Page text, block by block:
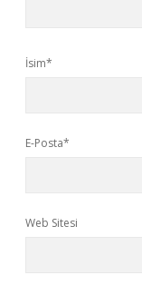
İsim*
E-Posta*
Web Sitesi